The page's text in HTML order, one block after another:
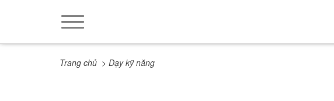
Trang chủ > Dạy kỹ năng